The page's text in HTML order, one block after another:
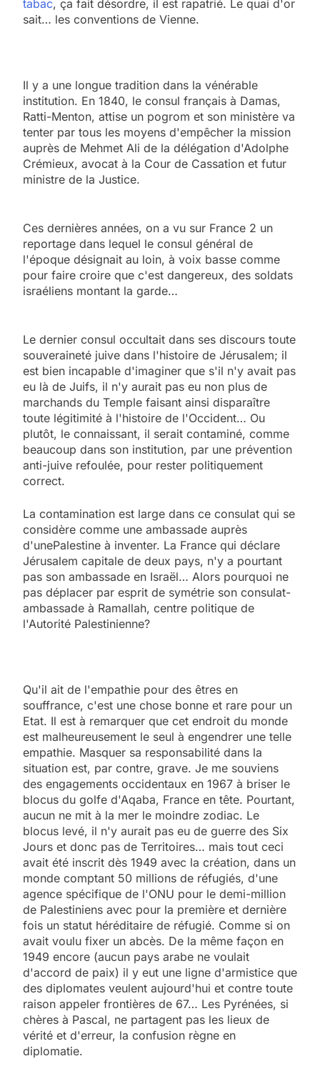
tabac, ça fait désordre, il est rapatrié. Le quai d'or
sait… les conventions de Vienne.
Il y a une longue tradition dans la vénérable
institution. En 1840, le consul français à Damas,
Ratti-Menton, attise un pogrom et son ministère va
tenter par tous les moyens d'empêcher la mission
auprès de Mehmet Ali de la délégation d'Adolphe
Crémieux, avocat à la Cour de Cassation et futur
ministre de la Justice.
Ces dernières années, on a vu sur France 2 un
reportage dans lequel le consul général de
l'époque désignait au loin, à voix basse comme
pour faire croire que c'est dangereux, des soldats
israéliens montant la garde…
Le dernier consul occultait dans ses discours toute
souveraineté juive dans l'histoire de Jérusalem; il
est bien incapable d'imaginer que s'il n'y avait pas
eu là de Juifs, il n'y aurait pas eu non plus de
marchands du Temple faisant ainsi disparaître
toute légitimité à l'histoire de l'Occident… Ou
plutôt, le connaissant, il serait contaminé, comme
beaucoup dans son institution, par une prévention
anti-juive refoulée, pour rester politiquement
correct.
La contamination est large dans ce consulat qui se
considère comme une ambassade auprès
d'unePalestine à inventer. La France qui déclare
Jérusalem capitale de deux pays, n'y a pourtant
pas son ambassade en Israël… Alors pourquoi ne
pas déplacer par esprit de symétrie son consulat-
ambassade à Ramallah, centre politique de
l'Autorité Palestinienne?
Qu'il ait de l'empathie pour des êtres en
souffrance, c'est une chose bonne et rare pour un
Etat. Il est à remarquer que cet endroit du monde
est malheureusement le seul à engendrer une telle
empathie. Masquer sa responsabilité dans la
situation est, par contre, grave. Je me souviens
des engagements occidentaux en 1967 à briser le
blocus du golfe d'Aqaba, France en tête. Pourtant,
aucun ne mit à la mer le moindre zodiac. Le
blocus levé, il n'y aurait pas eu de guerre des Six
Jours et donc pas de Territoires… mais tout ceci
avait été inscrit dès 1949 avec la création, dans un
monde comptant 50 millions de réfugiés, d'une
agence spécifique de l'ONU pour le demi-million
de Palestiniens avec pour la première et dernière
fois un statut héréditaire de réfugié. Comme si on
avait voulu fixer un abcès. De la même façon en
1949 encore (aucun pays arabe ne voulait
d'accord de paix) il y eut une ligne d'armistice que
des diplomates veulent aujourd'hui et contre toute
raison appeler frontières de 67… Les Pyrénées, si
chères à Pascal, ne partagent pas les lieux de
vérité et d'erreur, la confusion règne en
diplomatie.